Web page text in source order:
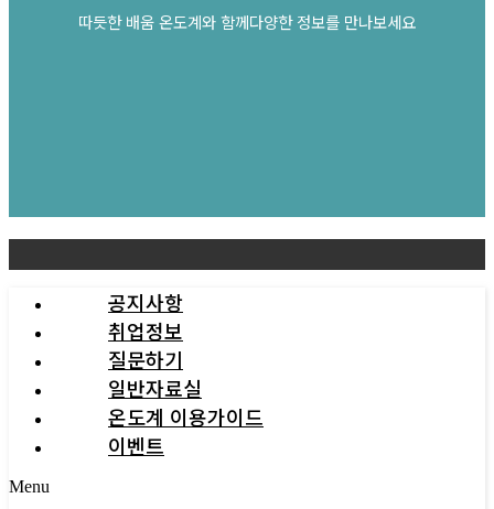
따듯한 배움 온도계와 함께다양한 정보를 만나보세요
공지사항
취업정보
질문하기
일반자료실
온도계 이용가이드
이벤트
Menu